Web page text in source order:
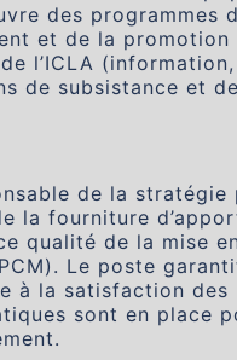
des programmes
et de la promotion
l’ICLA
de subsistance et
de la
la fourniture
qualité de la mise
Le poste
la satisfaction des
sont en place